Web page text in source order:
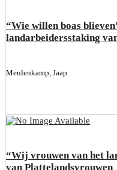
“Wie willen boas
landarbeidersstaking
Meulenkamp, Jaap
“Wij vrouwen van het
van Plattelandsvrouwen